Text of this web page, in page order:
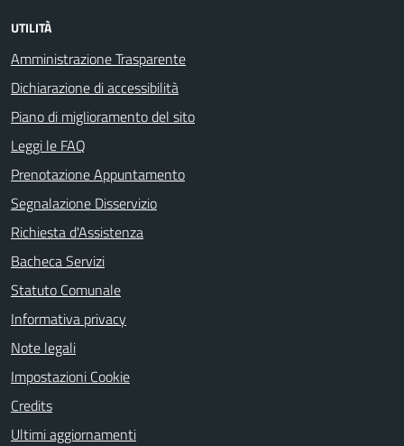
UTILITÀ
Amministrazione Trasparente
Dichiarazione di accessibilità
Piano di miglioramento del sito
Leggi le FAQ
Prenotazione Appuntamento
Segnalazione Disservizio
Richiesta d'Assistenza
Bacheca Servizi
Statuto Comunale
Informativa privacy
Note legali
Impostazioni Cookie
Credits
Ultimi aggiornamenti